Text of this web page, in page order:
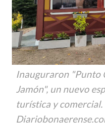
Inauguraron "Punto
Jamón", un nuevo
turística y comercial.